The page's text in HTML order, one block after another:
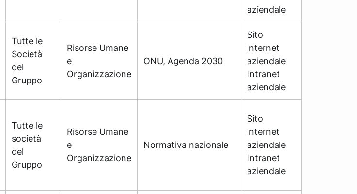
aziendale
Tutte le
Società
del
Gruppo
Risorse Umane
e
Organizzazione
ONU, Agenda 2030
Sito
internet
aziendale
Intranet
aziendale
Tutte le
società
del
Gruppo
Risorse Umane
e
Organizzazione
Normativa nazionale
Sito
internet
aziendale
Intranet
aziendale